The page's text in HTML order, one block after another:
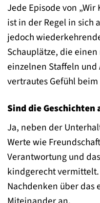
Jede Episode von
ist in der Regel in sich
jedoch
Schauplätze, die
einzelnen Staffeln und
vertrautes Gefühl
Sind die Geschichten
Ja, neben der
Werte wie
Verantwortung und
kindgerecht vermittelt.
Nachdenken über das